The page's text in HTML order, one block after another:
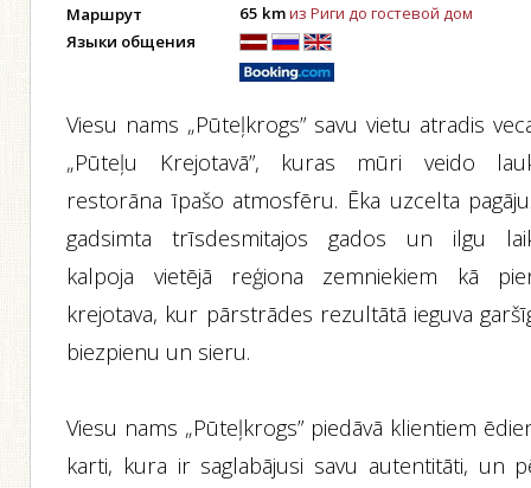
Маршрут 65 kmиз Риги до гостевой дом
Языки общения
Viesu nams „Pūteļkrogs” savu vietu atradis
„Pūteļu Krejotavā”, kuras mūri veido
restorāna īpašo atmosfēru. Ēka uzcelta
gadsimta trīsdesmitajos gados un ilgu
kalpoja vietējā reģiona zemniekiem kā
krejotava, kur pārstrādes rezultātā ieguva
biezpienu un sieru.
Viesu nams „Pūteļkrogs” piedāvā klientiem
karti, kura ir saglabājusi savu autentitāti, un